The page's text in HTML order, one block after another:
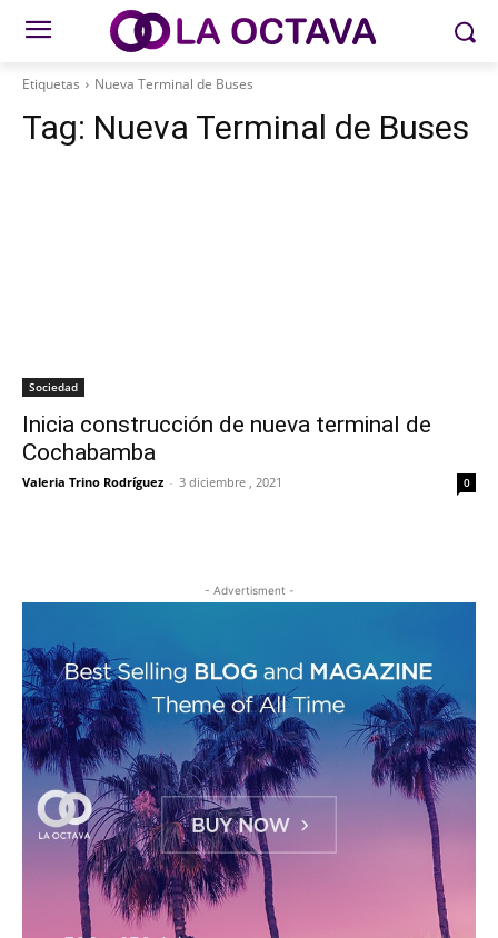
Etiquetas Nueva Terminal de Buses
Tag: Nueva Terminal de Buses
Sociedad
Inicia construcción de nueva terminal de
Cochabamba
Valeria Trino Rodríguez - 3 diciembre , 2021 0
- Advertisment -